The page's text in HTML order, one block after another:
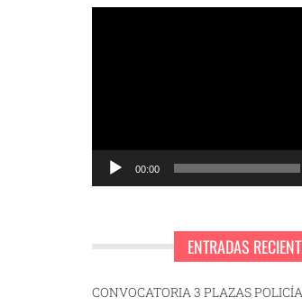
00:00
ENTRADAS
CONVOCATORIA 3 PLAZAS